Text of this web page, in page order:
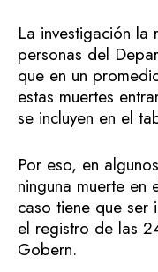
La investigación
personas del
que en un
estas muertes
se incluyen en el
Por eso, en
ninguna muerte en
caso tiene que ser
el registro de las
Gobern.